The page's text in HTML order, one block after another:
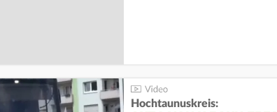
Hochtaunuskreis: